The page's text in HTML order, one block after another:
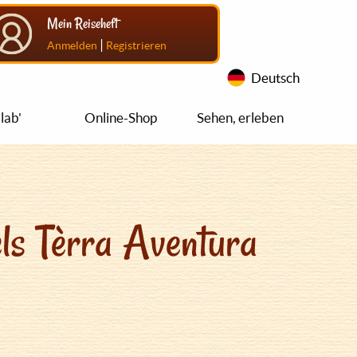
Mein Reiseheft
Anmelden | Registrieren
Deutsch
Online-Shop Sehen, erleben
Tèrra Aventura